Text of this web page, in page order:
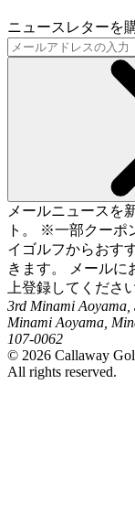
ニュースレターを
メールニュースを
ト。 ※一部クーポ
イゴルフからおす
きます。 メールに
上登録してください
3rd Minami Aoyama,
Minami Aoyama,
107-0062
© 2026 Callaway
All rights reserved.